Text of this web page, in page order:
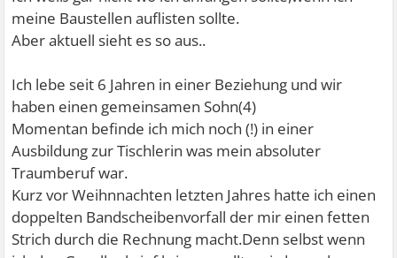
meine Baustellen auflisten sollte.
Aber aktuell sieht es so aus..
Ich lebe seit 6 Jahren in einer Beziehung und wir
haben einen gemeinsamen Sohn(4)
Momentan befinde ich mich noch (!) in einer
Ausbildung zur Tischlerin was mein absoluter
Traumberuf war.
Kurz vor Weihnnachten letzten Jahres hatte ich einen
doppelten Bandscheibenvorfall der mir einen fetten
Strich durch die Rechnung macht.Denn selbst wenn